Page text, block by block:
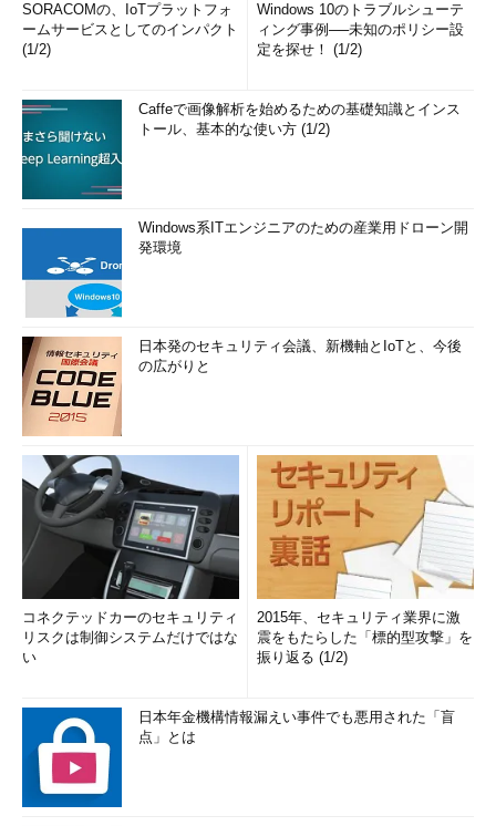
SORACOMの、IoTプラットフォ
ームサービスとしてのインパクト
(1/2)
Windows 10のトラブルシューテ
ィング事例──未知のポリシー設
定を探せ！ (1/2)
Caffeで画像解析を始めるための基礎知識とインス
トール、基本的な使い方 (1/2)
Windows系ITエンジニアのための産業用ドローン開
発環境
日本発のセキュリティ会議、新機軸とIoTと、今後
の広がりと
コネクテッドカーのセキュリティ
リスクは制御システムだけではな
い
2015年、セキュリティ業界に激
震をもたらした「標的型攻撃」を
振り返る (1/2)
日本年金機構情報漏えい事件でも悪用された「盲
点」とは